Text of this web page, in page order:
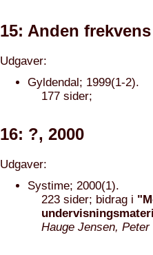
15: Anden
Udgaver:
Gyldendal; 1999(1-2).
177 sider;
16: ?, 2000
Udgaver:
Systime; 2000(1).
223 sider; bidrag i
Hauge Jensen,